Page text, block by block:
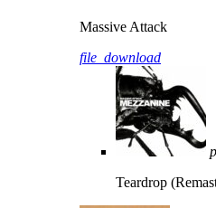
Massive Attack
file_download
Teardrop